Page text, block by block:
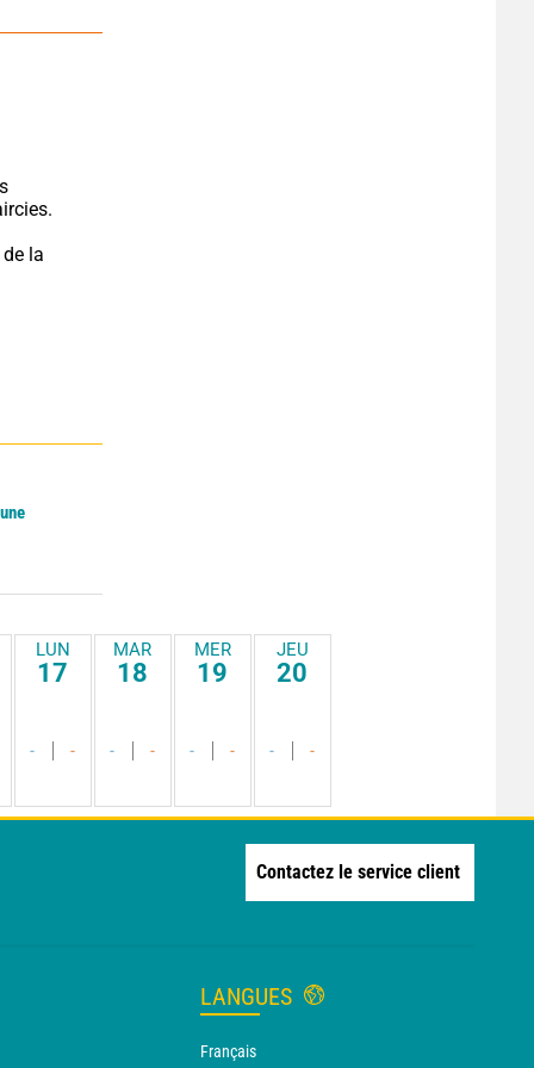
la
LUN
17
- -
MAR
18
- -
MER
19
- -
JEU
20
- -
Contactez le service client
LANGUES
Français